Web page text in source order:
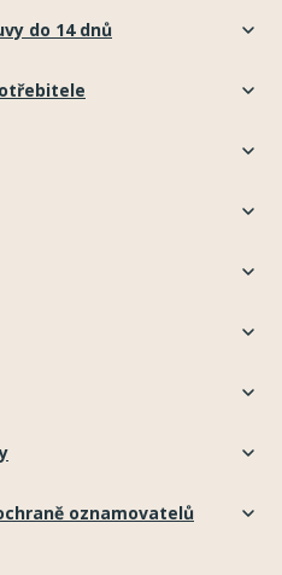
do 14 dnů
oznamovatelů